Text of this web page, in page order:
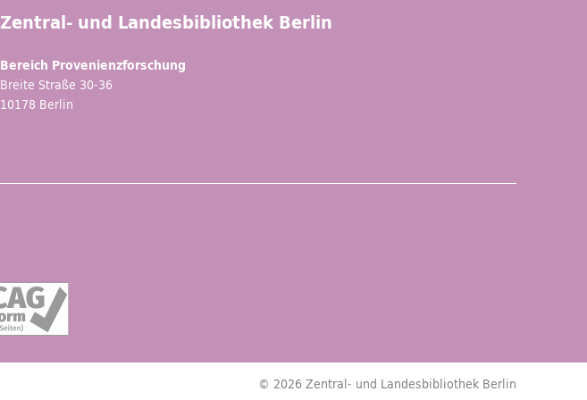
Zentral- und Landesbibliothek Berlin
Bereich Provenienzforschung
Breite Straße 30-36
10178 Berlin
© 2026 Zentral- und Landesbibliothek Berlin